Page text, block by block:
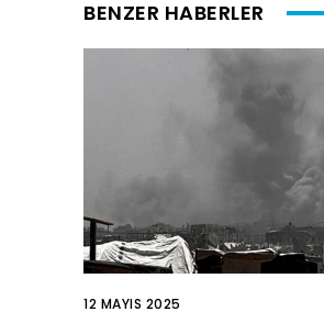
BENZER HABERLER
12 MAYIS 2025